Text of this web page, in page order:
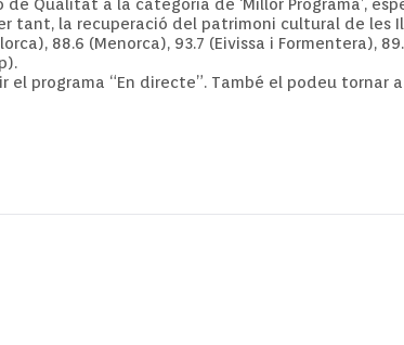
de Qualitat a la categoria de ‘Millor Programa’,
tant, la recuperació del patrimoni cultural de les
88.6 (Menorca), 93.7 (Eivissa i Formentera),
el programa “En directe”. També el podeu tornar